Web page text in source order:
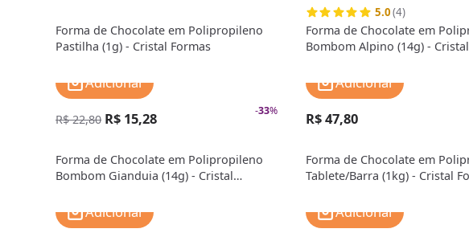
Forma de Chocolate em Polipropileno
Pastilha (1g) - Cristal Formas
5.0(4)
Forma de Chocolate em
Bombom Alpino (14g) -
-33%
R$ 22,80 R$ 15,28
Forma de Chocolate em Polipropileno
Bombom Gianduia (14g) - Cristal
Adicionar
R$ 47,80
Forma de Chocolate em
Tablete/Barra (1kg) - Cristal
Adicionar
Adicionar
Adicionar